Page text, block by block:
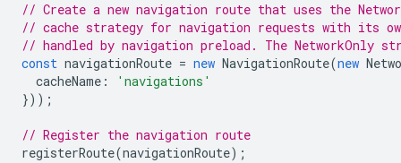
// Create a new navigation route that uses the
// cache strategy for navigation requests with its
// handled by navigation preload. The NetworkOnly
const navigationRoute = new NavigationRoute(new
cacheName :
'navigations'
}));
// Register the navigation route
registerRoute(navigationRoute);